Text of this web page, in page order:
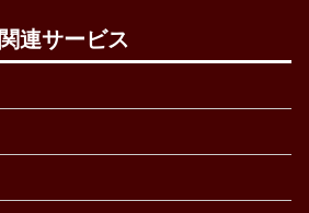
関連サービス